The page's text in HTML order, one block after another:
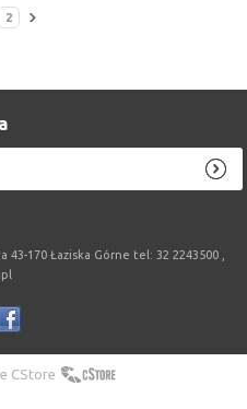
2
170 Łaziska Górne tel: 32 2243500 ,
CStore